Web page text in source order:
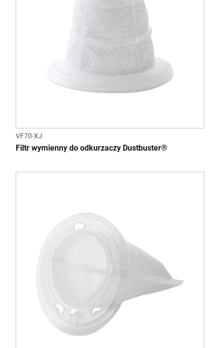
VF70-XJ
Filtr wymienny do odkurzaczy Dustbuster®